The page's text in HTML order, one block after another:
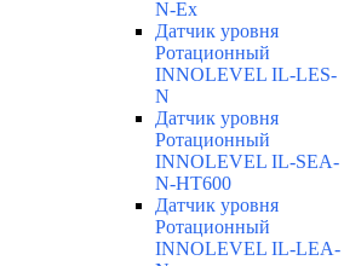
N-Ex
Датчик уровня
Ротационный
INNOLEVEL IL-LES-
N
Датчик уровня
Ротационный
INNOLEVEL IL-SEA-
N-HT600
Датчик уровня
Ротационный
INNOLEVEL IL-LEA-